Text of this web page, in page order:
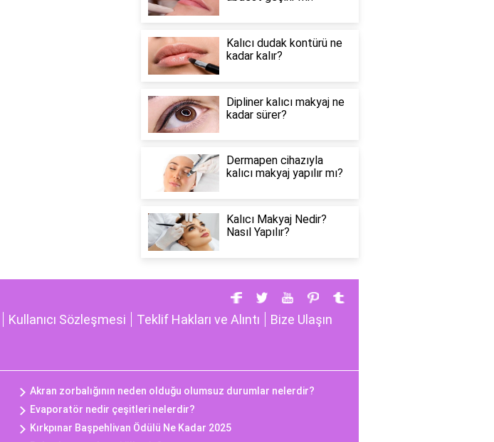
Kalıcı dudak kontürü ne
kadar kalır?
Dipliner kalıcı makyaj ne
kadar sürer?
Dermapen cihazıyla
kalıcı makyaj yapılır mı?
Kalıcı Makyaj Nedir?
Nasıl Yapılır?
Kullanıcı Sözleşmesi Teklif Hakları ve Alıntı Bize Ulaşın
Akran zorbalığının neden olduğu olumsuz durumlar nelerdir?
Evaporatör nedir çeşitleri nelerdir?
Kırkpınar Başpehlivan Ödülü Ne Kadar 2025